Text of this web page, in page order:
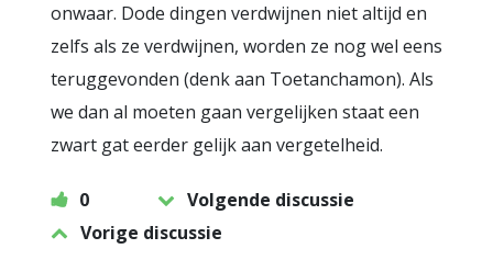
onwaar. Dode dingen verdwijnen niet altijd en
zelfs als ze verdwijnen, worden ze nog wel eens
teruggevonden (denk aan Toetanchamon). Als
we dan al moeten gaan vergelijken staat een
zwart gat eerder gelijk aan vergetelheid.
0
Volgende discussie
Vorige discussie